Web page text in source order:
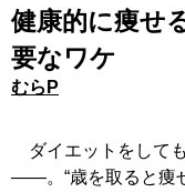
健康的に痩せ
要なワケ
むらP
ダイエットをして
――。“歳を取ると痩